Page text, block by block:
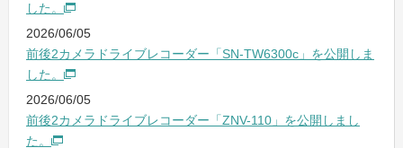
した。
2026/06/05
前後2カメラドライブレコーダー「SN-TW6300c」を公開しま
した。
2026/06/05
前後2カメラドライブレコーダー「ZNV-110」を公開しまし
た。